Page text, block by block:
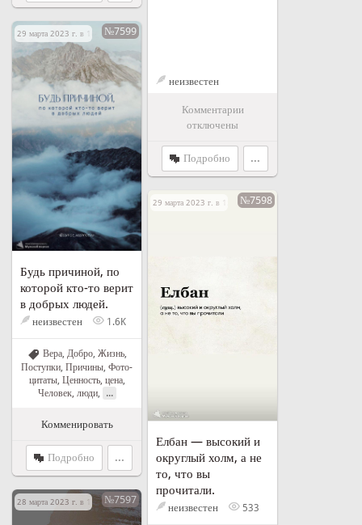
неизвестен
Комментарии
отключены
Подробно ...
29 марта 2023 г. в 16:38№7599
Будь причиной, по
которой кто-то верит
в добрых людей.
неизвестен 1.6K
Вера, Добро, Жизнь,
Поступки, Причины, Фото-
цитаты, Ценность, цена,
Человек, люди, ...
Комменировать
Подробно ...
29 марта 2023 г. в 15:07№7598
Елбан — высокий и
округлый холм, а не
то, что вы
прочитали.
неизвестен 533
28 марта 2023 г. в 18:21№7597